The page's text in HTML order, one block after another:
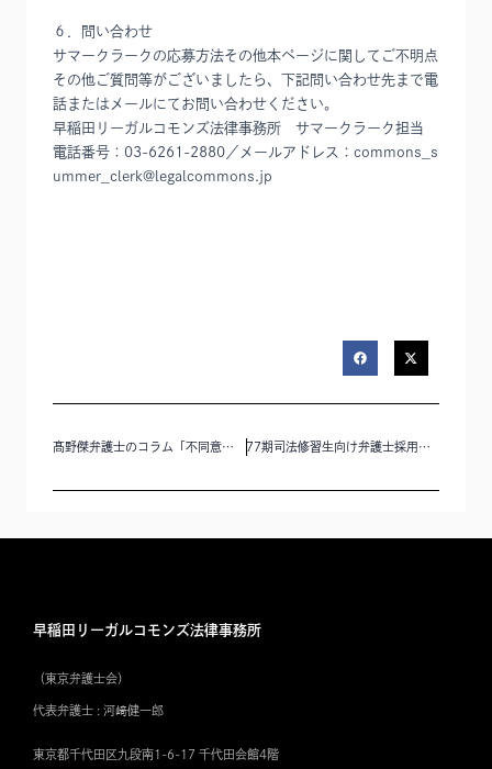
６．問い合わせ
サマークラークの応募方法その他本ページに関してご不明点
その他ご質問等がございましたら、下記問い合わせ先まで電
話またはメールにてお問い合わせください。
早稲田リーガルコモンズ法律事務所 サマークラーク担当
電話番号：03-6261-2880／メールアドレス：commons_s
ummer_clerk@legalcommons.jp
髙野傑弁護士のコラム「不同意わいせつ罪・不同意性交等罪とその問題点」を公開いたしました。 77期司法修習生向け弁護士採用に関する応募要項を掲載しました。
早稲田リーガルコモンズ法律事務所
（東京弁護士会）
代表弁護士 : 河﨑健一郎
東京都千代田区九段南1-6-17 千代田会館4階